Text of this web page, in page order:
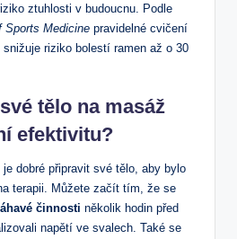
ztuhlosti v budoucnu. Podle
Sports Medicine pravidelné cvičení
riziko bolestí ramen až o 30
tělo na masáž
efektivitu?
dobré připravit své tělo, aby bylo
terapii. Můžete začít tím, že se
činnosti několik hodin před
napětí ve svalech. Také se